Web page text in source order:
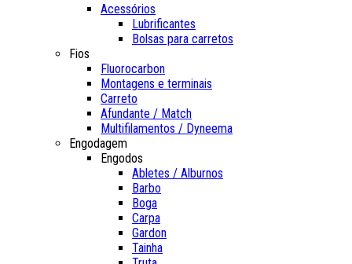
Acessórios
Lubrificantes
Bolsas para carretos
Fios
Fluorocarbon
Montagens e terminais
Carreto
Afundante / Match
Multifilamentos / Dyneema
Engodagem
Engodos
Abletes / Alburnos
Barbo
Boga
Carpa
Gardon
Tainha